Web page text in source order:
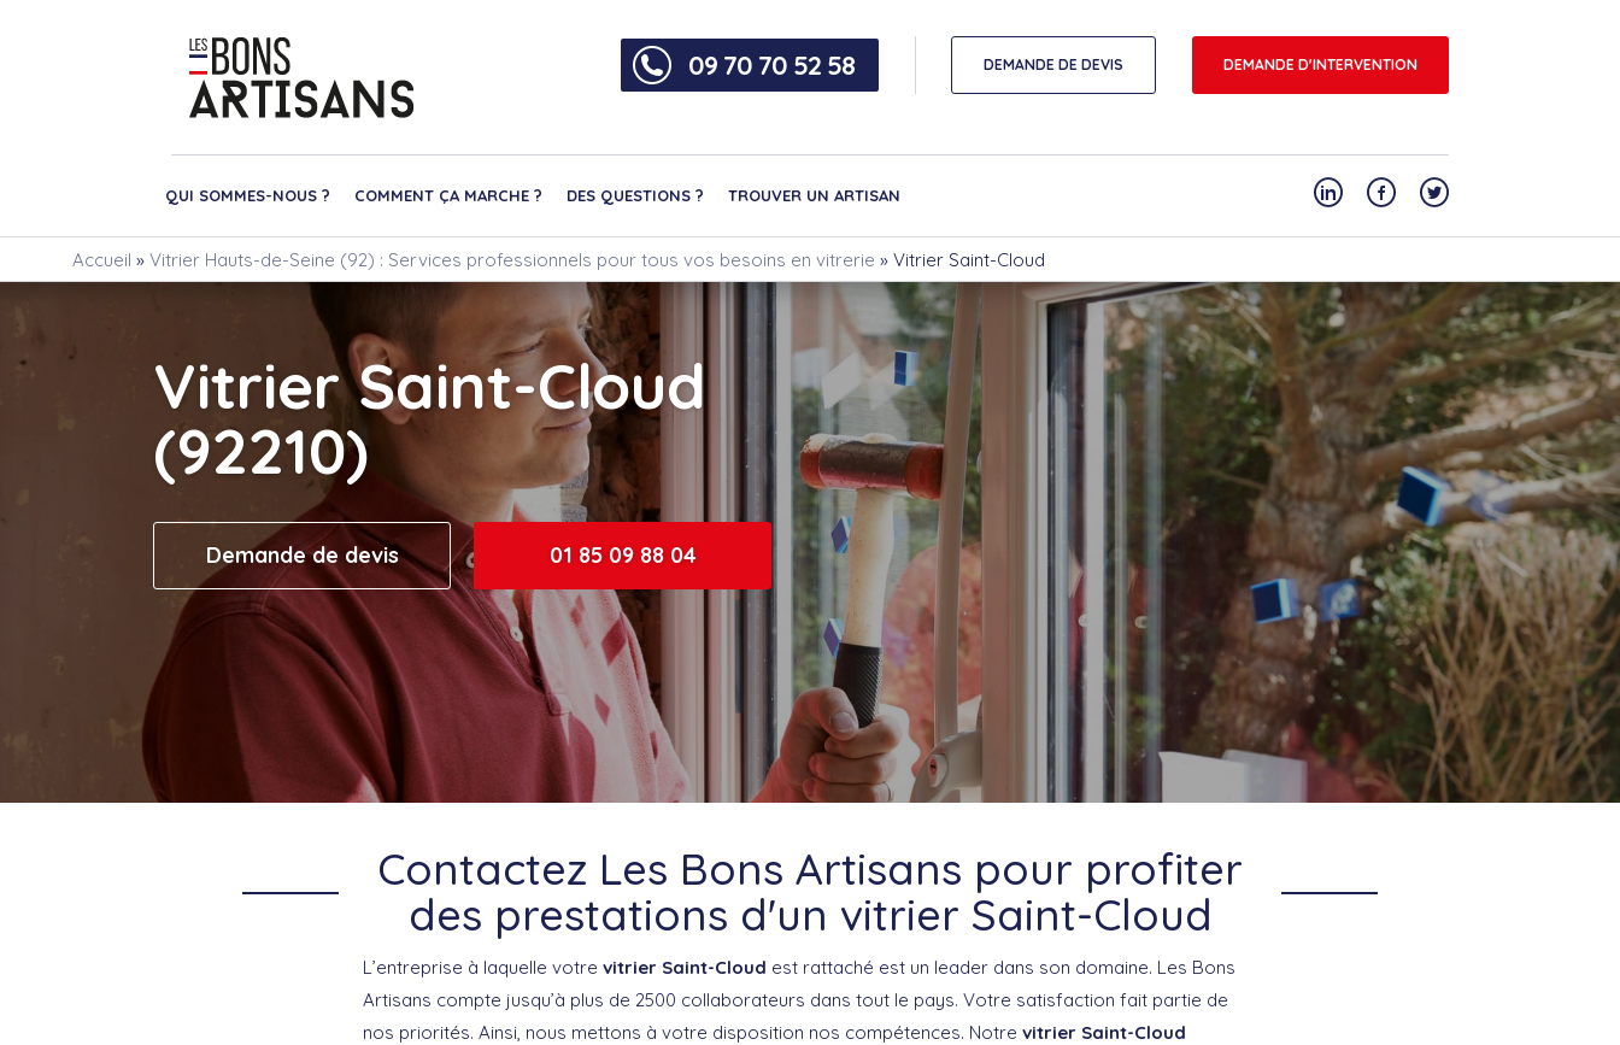
09 70 70 52 58 DEMANDE DE DEVIS DEMANDE D'INTERVENTION
QUI SOMMES-NOUS ? COMMENT ÇA MARCHE ? DES QUESTIONS ? TROUVER UN ARTISAN
Accueil » Vitrier Hauts-de-Seine (92) : Services professionnels pour tous vos besoins en vitrerie » Vitrier Saint-Cloud
Vitrier Saint-Cloud
(92210)
Demande de devis 01 85 09 88 04
Contactez Les Bons Artisans pour profiter
des prestations d'un vitrier Saint-Cloud
L’entreprise à laquelle votre vitrier Saint-Cloud est rattaché est un leader dans son domaine. Les Bons
Artisans compte jusqu’à plus de 2500 collaborateurs dans tout le pays. Votre satisfaction fait partie de
nos priorités. Ainsi, nous mettons à votre disposition nos compétences. Notre vitrier Saint-Cloud